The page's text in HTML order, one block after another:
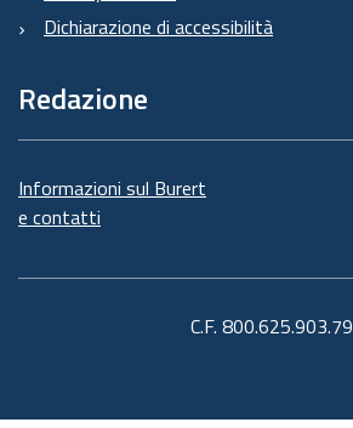
Dichiarazione di accessibilità
Redazione
Informazioni sul Burert
e contatti
C.F. 800.625.903.79